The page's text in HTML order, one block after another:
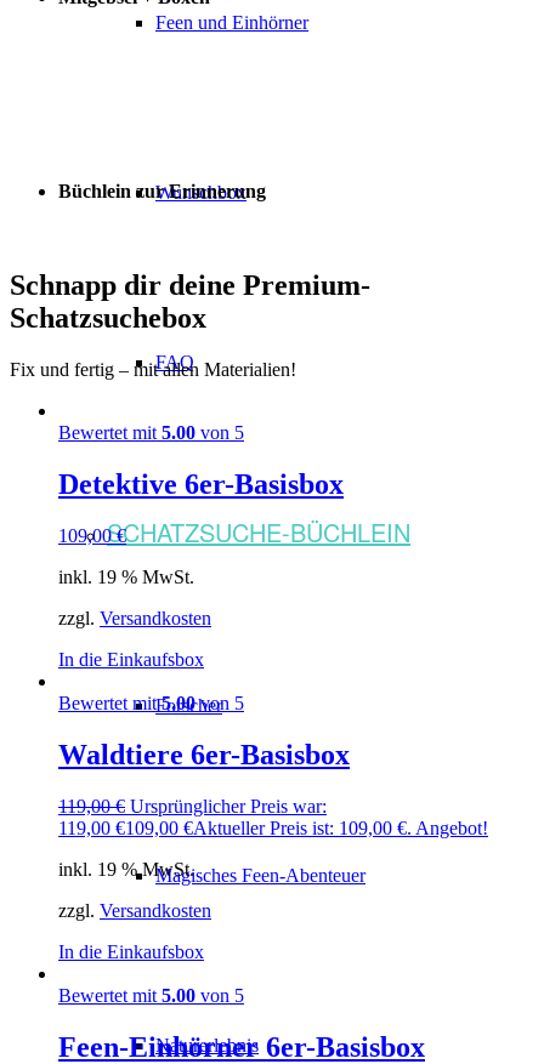
Feen und Einhörner
Wunschbox
FAQ
SCHATZSUCHE-BÜCHLEIN
Forscher
Magisches Feen-Abenteuer
Naturerlebnis
Büchlein zur Erinnerung
Schnapp dir deine Premium-
Schatzsuchebox
Fix und fertig – mit allen Materialien!
Bewertet mit 5.00 von 5
Detektive 6er-Basisbox
109,00€
inkl. 19 % MwSt.
zzgl. Versandkosten
In die Einkaufsbox
Bewertet mit5.00von 5
Waldtiere 6er-Basisbox
119,00€ Ursprünglicher Preis war:
119,00 €109,00 €Aktueller Preis ist: 109,00 €. Angebot!
inkl. 19 % MwSt.
zzgl. Versandkosten
In die Einkaufsbox
Bewertet mit 5.00 von 5
Feen-Einhörner 6er-Basisbox